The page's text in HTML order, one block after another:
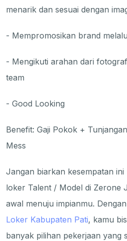
menarik dan sesuai dengan
- Mempromosikan brand
- Mengikuti arahan dari
team
- Good Looking
Benefit: Gaji Pokok +
Mess
Jangan biarkan kesempatan ini
loker Talent / Model di Zerone
awal menuju impianmu.
Loker Kabupaten Pati, kamu
banyak pilihan pekerjaan yang